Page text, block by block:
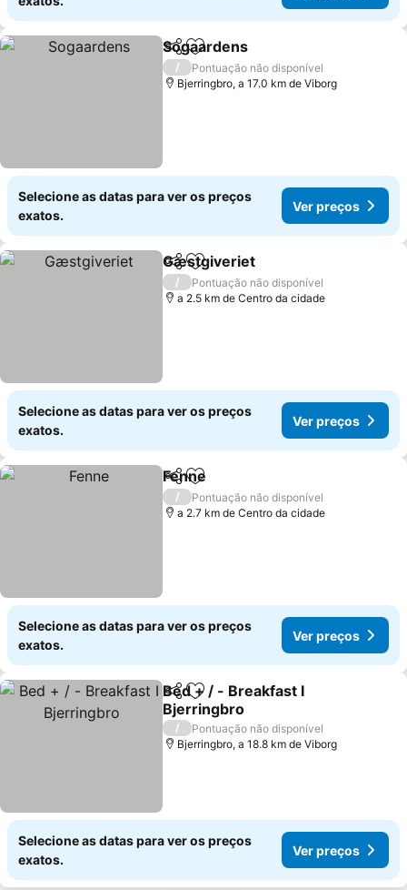
PartilharAdicionar aos favoritos
Sogaardens
/
Pontuação não disponível
Bjerringbro, a 17.0 km de Viborg
Selecione as datas para ver os preços
exatos.
Ver preços
PartilharAdicionar aos favoritos
Gæstgiveriet
/
Pontuação não disponível
a 2.5 km de Centro da cidade
Selecione as datas para ver os preços
exatos.
Ver preços
PartilharAdicionar aos favoritos
Fenne
/
Pontuação não disponível
a 2.7 km de Centro da cidade
Selecione as datas para ver os preços
exatos.
Ver preços
PartilharAdicionar aos favoritos
Bed + / - Breakfast I
Bjerringbro
Ver preços
/
Pontuação não disponível
Bjerringbro, a 18.8 km de Viborg
Selecione as datas para ver os preços
exatos.
Ver preços